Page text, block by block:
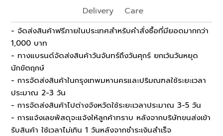
Delivery Care
- จัดส่งสินค้าฟรีภายในประเทศสำหรับคำสั่งซื้อที่มียอดมากกว่า
1,000 บาท
- ทางแบรนด์จัดส่งสินค้าวันจันทร์ถึงวันศุกร์ ยกเว้นวันหยุด
นักขัตฤกษ์
- การจัดส่งสินค้าในกรุงเทพมหานครและปริมณฑลใช้ระยะเวลา
ประมาณ 2-3 วัน
- การจัดส่งสินค้าไปต่างจังหวัดใช้ระยะเวลาประมาณ 3-5 วัน
- การแจ้งเลขพัสดุจะแจ้งให้ลูกค้าทราบ หลังจากบริษัทขนส่งเข้า
รับสินค้า ใช้เวลาไม่เกิน 1 วันหลังจากชำระเงินสำเร็จ